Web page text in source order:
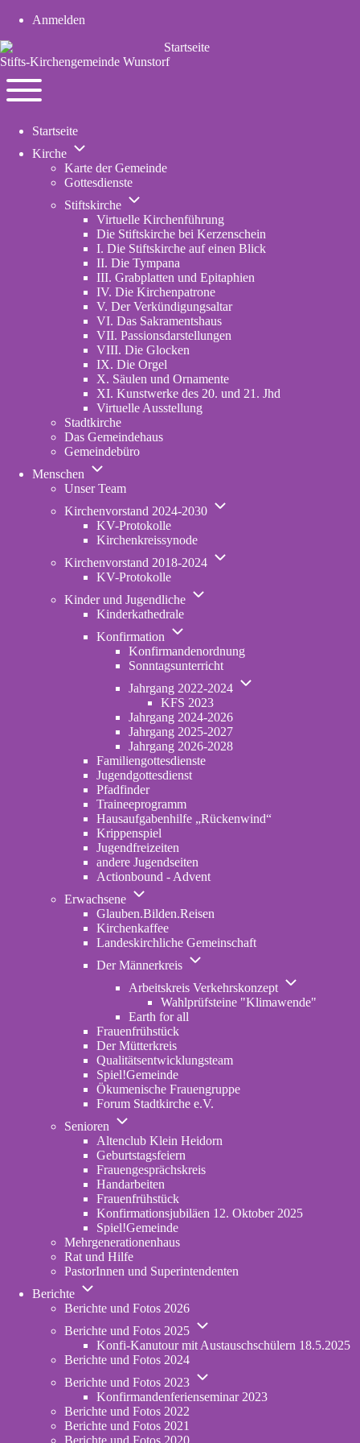
User
account
menu
Anmelden
Stifts-Kirchengemeinde Wunstorf
Navigation
main
Startseite
Kirche
Unternavigation
Kirche
Karte der Gemeinde
Gottesdienste
Stiftskirche
Unternavigation
Stiftskirche
Virtuelle Kirchenführung
Die Stiftskirche bei Kerzenschein
I. Die Stiftskirche auf einen Blick
II. Die Tympana
III. Grabplatten und Epitaphien
IV. Die Kirchenpatrone
V. Der Verkündigungsaltar
VI. Das Sakramentshaus
VII. Passionsdarstellungen
VIII. Die Glocken
IX. Die Orgel
X. Säulen und Ornamente
XI. Kunstwerke des 20. und 21. Jhd
Virtuelle Ausstellung
Stadtkirche
Das Gemeindehaus
Gemeindebüro
Menschen
Unternavigation
Menschen
Unser Team
Kirchenvorstand 2024-2030
Unternavigation
2030
KV-Protokolle
Kirchenkreissynode
Kirchenvorstand 2018-2024
Unternavigation
KV-Protokolle
Kinder und Jugendliche
Unternavigation
Jugendliche
Kinderkathedrale
Konfirmation
Unternavigation
Konfirmation
Konfirmandenordnung
Sonntagsunterricht
Jahrgang 2022-2024
Unternavigation
KFS 2023
Jahrgang 2024-2026
Jahrgang 2025-2027
Jahrgang 2026-2028
Familiengottesdienste
Jugendgottesdienst
Pfadfinder(opens
in
new
tab)
Traineeprogramm
Hausaufgabenhilfe „Rückenwind“
Krippenspiel
Jugendfreizeiten
andere Jugendseiten
Actionbound - Advent
Erwachsene
Unternavigation
Erwachsene
Glauben.Bilden.Reisen
new
Kirchenkaffee
Landeskirchliche Gemeinschaft
Der Männerkreis
Unternavigation
Der
Männerkreis
Arbeitskreis Verkehrskonzept
Arbeitskreis
Wahlprüfsteine "Klimawende"
Earth for all
Frauenfrühstück
Der Mütterkreis
Qualitätsentwicklungsteam
Spiel!Gemeinde
Ökumenische Frauengruppe
Forum Stadtkirche e.V.
tab)
Senioren
Unternavigation
Senioren
Altenclub Klein Heidorn
Geburtstagsfeiern
Frauengesprächskreis
Handarbeiten
Frauenfrühstück
Konfirmationsjubiläen 12. Oktober 2025
Spiel!Gemeinde
Mehrgenerationenhaus
new
Rat und Hilfe
PastorInnen und Superintendenten
Berichte
Unternavigation
Berichte
Berichte und Fotos 2026
Berichte und Fotos 2025
Unternavigation
Berichte
Fotos
2025
Konfi-Kanutour mit Austauschschülern 18.5.2025
Berichte und Fotos 2024
Berichte und Fotos 2023
Unternavigation
Berichte
Konfirmandenferienseminar 2023
Berichte und Fotos 2022
Berichte und Fotos 2021
Berichte und Fotos 2020